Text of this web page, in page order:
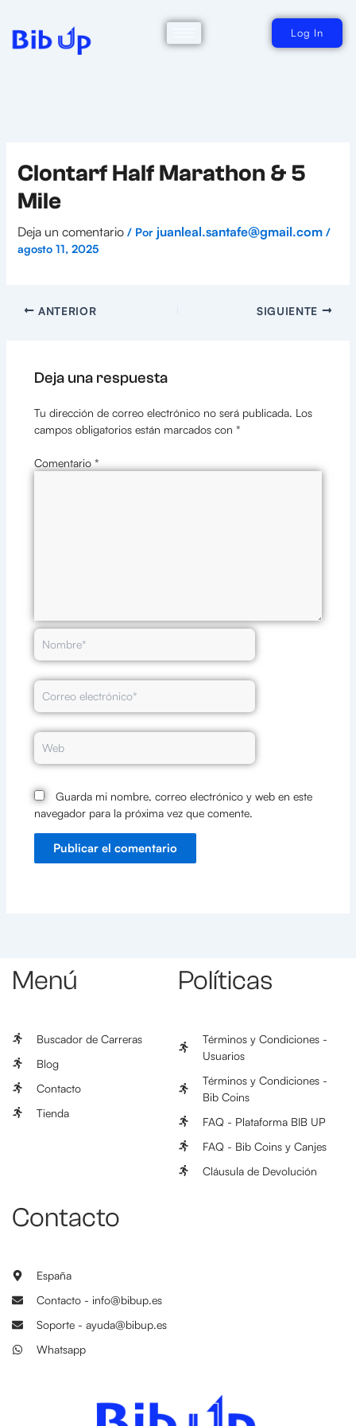
contenido
Log In
Clontarf Half Marathon & 5
Mile
Deja un comentario / Por juanleal.santafe@gmail.com /
agosto 11, 2025
ANTERIOR SIGUIENTE
Deja una respuesta
Tu dirección de correo electrónico no será publicada. Los
campos obligatorios están marcados con *
Comentario *
Nombre*
Correo
electrónico*
Web
Guarda mi nombre, correo electrónico y web en este
navegador para la próxima vez que comente.
Menú
Buscador de Carreras
Blog
Contacto
Tienda
Políticas
Términos y Condiciones -
Usuarios
Términos y Condiciones -
Bib Coins
FAQ - Plataforma BIB UP
FAQ - Bib Coins y Canjes
Cláusula de Devolución
Contacto
España
Contacto - info@bibup.es
Soporte - ayuda@bibup.es
Whatsapp